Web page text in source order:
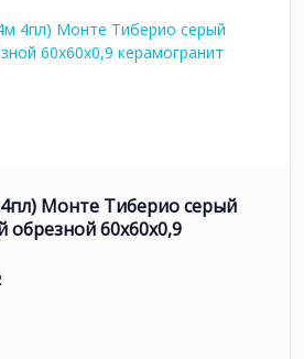
4пл) Монте Тиберио серый
60x60x0,9